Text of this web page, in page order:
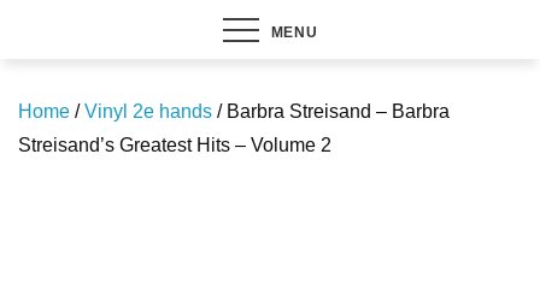
MENU
Home /Vinyl 2e hands / Barbra Streisand – Barbra
Streisand’s Greatest Hits – Volume 2